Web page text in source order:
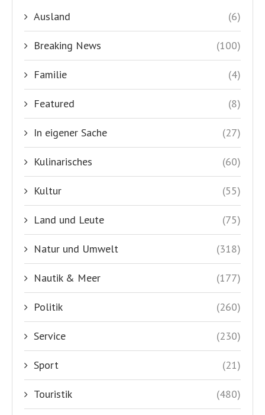
Ausland (6)
Breaking News (100)
Familie (4)
Featured (8)
In eigener Sache (27)
Kulinarisches (60)
Kultur (55)
Land und Leute (75)
Natur und Umwelt (318)
Nautik & Meer (177)
Politik (260)
Service (230)
Sport (21)
Touristik (480)